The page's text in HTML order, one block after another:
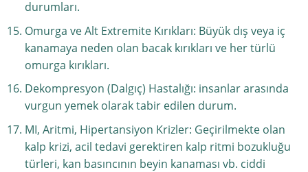
durumları.
Omurga ve Alt Extremite Kırıkları: Büyük dış veya iç
kanamaya neden olan bacak kırıkları ve her türlü
omurga kırıkları.
Dekompresyon (Dalgıç) Hastalığı: insanlar arasında
vurgun yemek olarak tabir edilen durum.
MI, Aritmi, Hipertansiyon Krizler: Geçirilmekte olan
kalp krizi, acil tedavi gerektiren kalp ritmi bozukluğu
türleri, kan basıncının beyin kanaması vb. ciddi